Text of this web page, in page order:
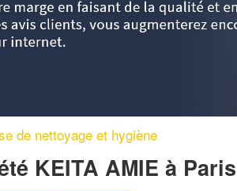
de nettoyage et hygiène
KEITA AMIE à Paris